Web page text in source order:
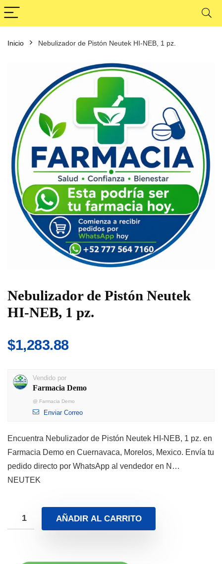
Inicio Nebulizador de Pistón Neutek HI-NEB, 1 pz.
Nebulizador de Pistón Neutek
HI-NEB, 1 pz.
$1,283.88
Vendido por
Farmacia Demo
@ Farmacia Demo
Enviar Correo
Encuentra Nebulizador de Pistón Neutek HI-NEB, 1 pz. en
Farmacia Demo en Cuernavaca, Morelos, Mexico. Envía tu
pedido directo por WhatsApp al vendedor en N…
NEUTEK
AÑADIR AL CARRITO